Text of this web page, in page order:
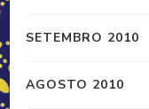
SETEMBRO 2010
AGOSTO 2010